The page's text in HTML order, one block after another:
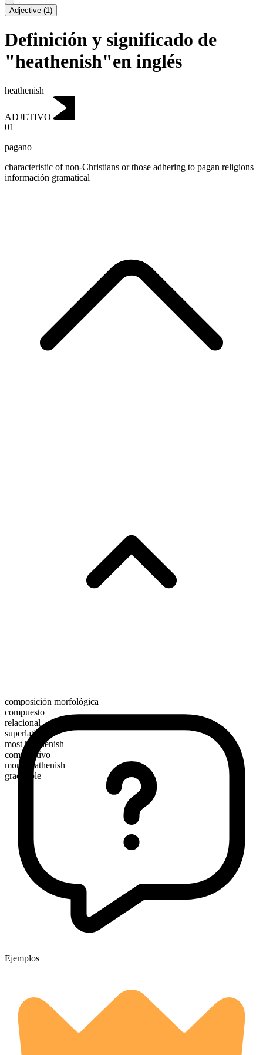
Adjective (1)
Definición y significado de
"heathenish"en inglés
heathenish
ADJETIVO
01
pagano
characteristic of non-Christians or those adhering to pagan religions
información gramatical
composición morfológica
compuesto
relacional
superlativo
most heathenish
comparativo
more heathenish
graduable
Ejemplos